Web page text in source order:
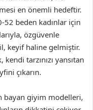
en önemli hedeftir.
52 beden kadınlar için
özgüvenle
keyif haline gelmiştir.
kendi tarzınızı yansıtan
çıkarın.
bayan giyim modelleri,